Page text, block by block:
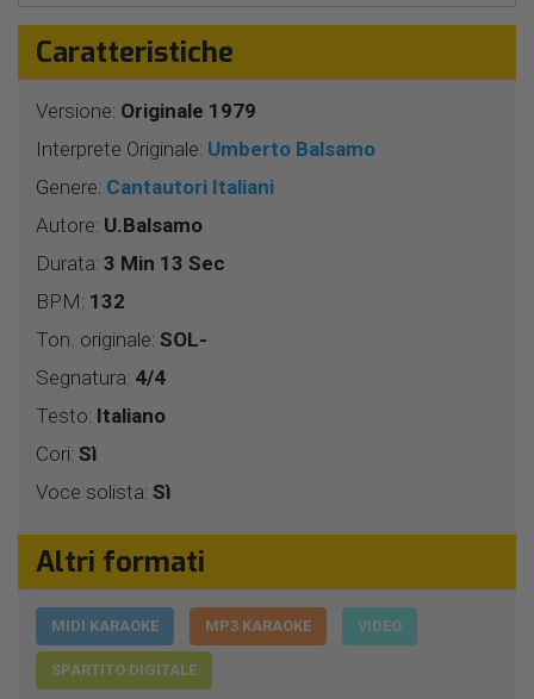
Caratteristiche
Versione: Originale 1979
Interprete Originale: Umberto Balsamo
Genere: Cantautori Italiani
Autore: U.Balsamo
Durata: 3 Min 13 Sec
BPM: 132
Ton. originale: SOL-
Segnatura: 4/4
Testo: Italiano
Cori: Sì
Voce solista: Sì
Altri formati
MIDI KARAOKE MP3 KARAOKE VIDEO
SPARTITO DIGITALE